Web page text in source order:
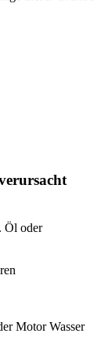
Öl oder
Motor Wasser